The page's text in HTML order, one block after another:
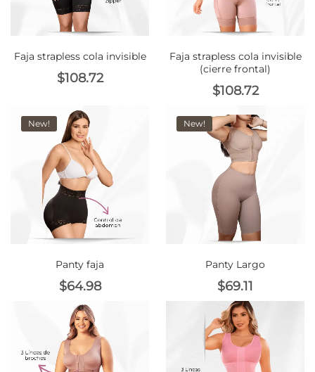
Faja strapless cola invisible
$108.72
Faja strapless cola invisible
(cierre frontal)
$108.72
New!
Panty faja
$64.98
New!
Panty Largo
$69.11